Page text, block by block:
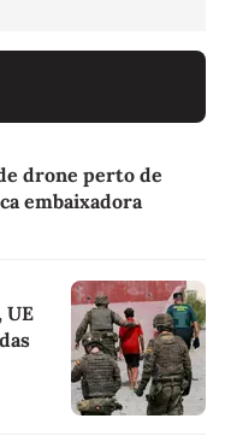
drone perto de
embaixadora
UE